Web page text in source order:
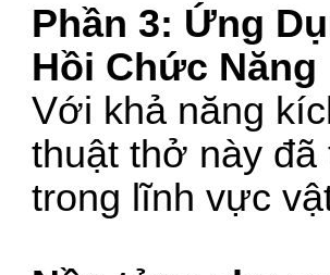
Phần 3: Ứng
Hồi Chức Năng
Với khả năng
thuật thở này
trong lĩnh vực